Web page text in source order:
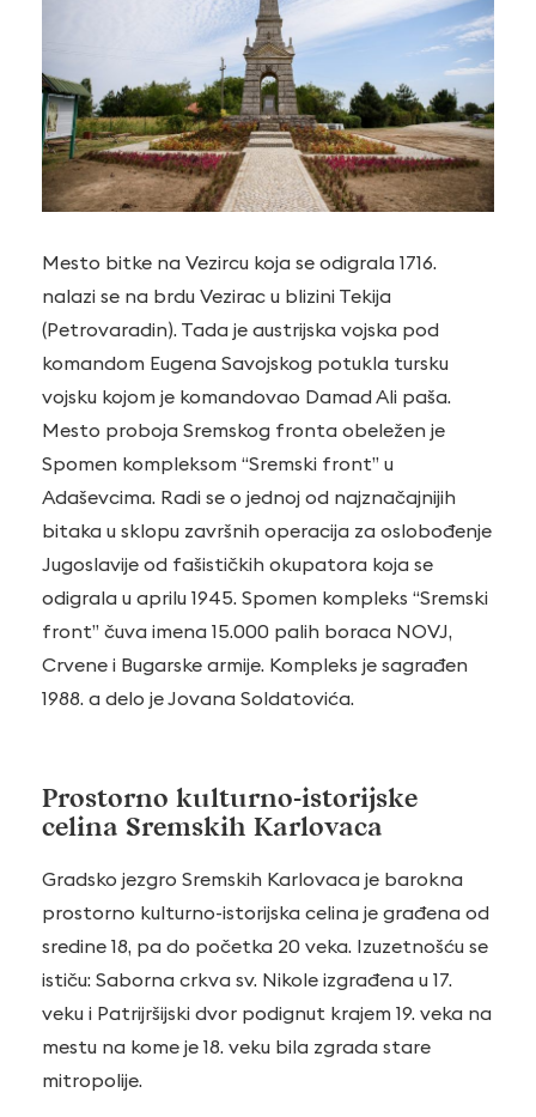
Mesto bitke na Vezircu koja se odigrala 1716.
nalazi se na brdu Vezirac u blizini Tekija
(Petrovaradin). Tada je austrijska vojska pod
komandom Eugena Savojskog potukla tursku
vojsku kojom je komandovao Damad Ali paša.
Mesto proboja Sremskog fronta obeležen je
Spomen kompleksom “Sremski front” u
Adaševcima. Radi se o jednoj od najznačajnijih
bitaka u sklopu završnih operacija za oslobođenje
Jugoslavije od fašističkih okupatora koja se
odigrala u aprilu 1945. Spomen kompleks “Sremski
front” čuva imena 15.000 palih boraca NOVJ,
Crvene i Bugarske armije. Kompleks je sagrađen
1988. a delo je Jovana Soldatovića.
Prostorno kulturno-istorijske
celina Sremskih Karlovaca
Gradsko jezgro Sremskih Karlovaca je barokna
prostorno kulturno-istorijska celina je građena od
sredine 18, pa do početka 20 veka. Izuzetnošću se
ističu: Saborna crkva sv. Nikole izgrađena u 17.
veku i Patrijršijski dvor podignut krajem 19. veka na
mestu na kome je 18. veku bila zgrada stare
mitropolije.